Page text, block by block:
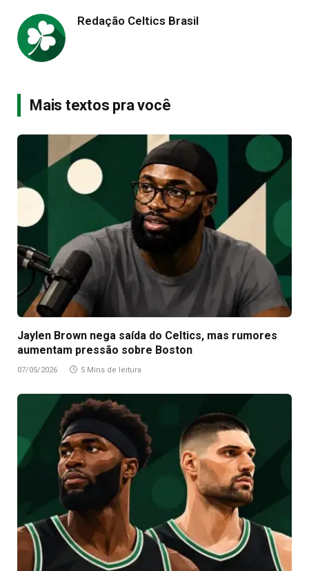
Redação Celtics Brasil
Mais textos pra você
Jaylen Brown nega saída do Celtics, mas rumores
aumentam pressão sobre Boston
07/05/2026 5 Mins de leitura